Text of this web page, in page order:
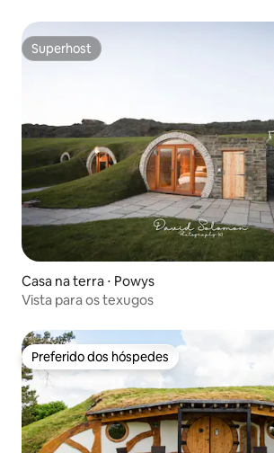
Superhost
Superhost
Casa na terra ⋅ Powys
Vista para os texugos
Preferido dos hóspedes
Preferido dos hóspedes